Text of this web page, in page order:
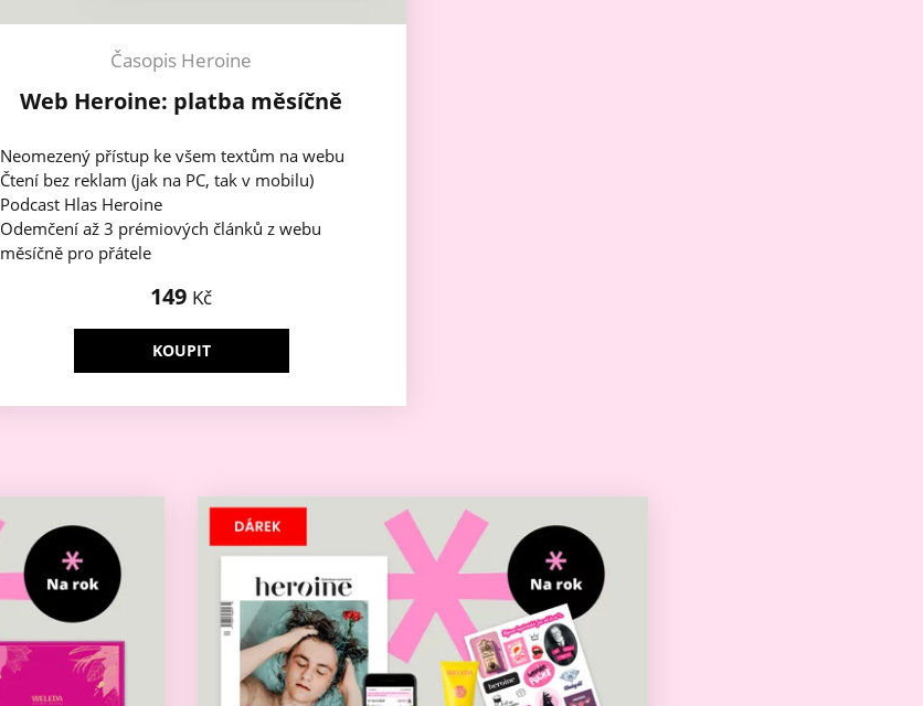
Časopis Heroine
Web Heroine: platba měsíčně
Neomezený přístup ke všem textům na webu
Čtení bez reklam (jak na PC, tak v mobilu)
Podcast Hlas Heroine
Odemčení až 3 prémiových článků z webu
měsíčně pro přátele
149 Kč
KOUPIT